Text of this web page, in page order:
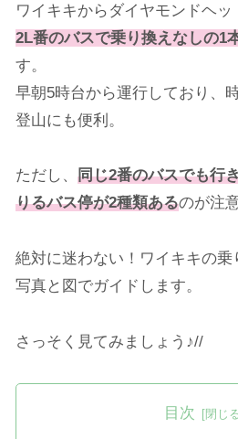
ワイキキからダイヤモンドヘッ
2L番のバスで乗り換えなしの1
す。
早朝5時台から運行しており、
登山にも便利。
ただし、 同じ2番のバスでも行
りるバス停が2種類あるのが注
絶対に迷わない！ワイキキの
写真と図でガイドします。
さっそく見てみましょう♪//
目次